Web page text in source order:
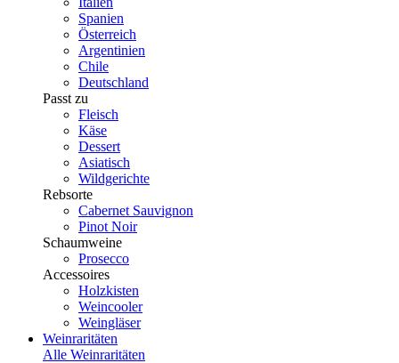
Spanien
Österreich
Argentinien
Chile
Deutschland
Passt zu
Fleisch
Käse
Dessert
Asiatisch
Wildgerichte
Rebsorte
Cabernet Sauvignon
Pinot Noir
Schaumweine
Prosecco
Accessoires
Holzkisten
Weincooler
Weingläser
Weinraritäten
Alle Weinraritäten